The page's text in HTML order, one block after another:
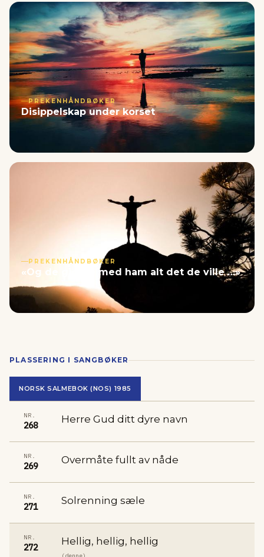
PREKENHÅNDBØKER
Disippelskap under korset
PREKENHÅNDBØKER
«Og de gjorde med ham alt det de ville …»
PLASSERING I SANGBØKER
NORSK SALMEBOK (NOS) 1985
NR.
268
Herre Gud ditt dyre navn
NR.
269
Overmåte fullt av nåde
NR.
271
Solrenning sæle
NR.
272
Hellig, hellig, hellig